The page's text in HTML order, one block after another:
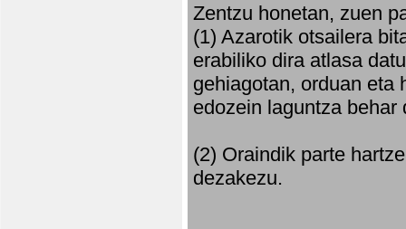
Zentzu honetan, zuen
(1) Azarotik otsailera
erabiliko dira atlasa
gehiagotan, orduan eta
edozein laguntza behar
(2) Oraindik parte
dezakezu.